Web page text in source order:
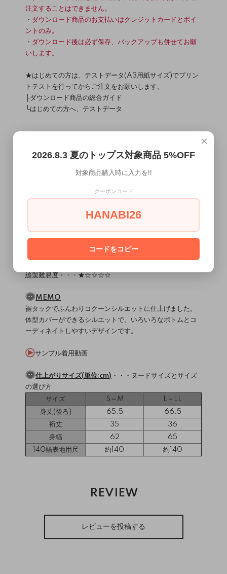
注文することはできません。
・ダウンロード商品のお支払いはクレジットカードとポイ
ントのみ。
・ダウンロード後は必ず保存、バックアップも併せてお願
いします。
★はじめての方は、テストデータ(A3用紙サイズ)でプリン
トテストを行ってからご注文をお願いします。
├ダウンロード商品の総合ガイド
└はじめての方へ、テストデータ
・A3サイズのPDFファイル10ページ(内パターン7ページ)
└作り方テキスト
材料（生地について/副資材について）
接着芯
使用ミシン・縫製レベル （ミシンについて
縫製難易度・・・★☆☆☆☆
MEMO
裾タックでふんわりコクーンシルエットに仕上げました。
体型カバーができるシルエットで、いろいろなボトムとコ
ーディネイトしやすいデザインです。
サンプル着用動画
仕上がりサイズ(単位:cm) ・・・ ヌードサイズとサイズ
の選び方
サイズ
S～M
L～LL
身丈(後ろ)
65.5
66.5
裄丈
35
36
身幅
62
65
140幅表地用尺
約140 約140
REVIEW
レビューを投稿する
×
2026.8.3 夏のトップス対象商品 5%OFF
対象商品購入時に入力を!!
クーポンコード
HANABI26
コードをコピー